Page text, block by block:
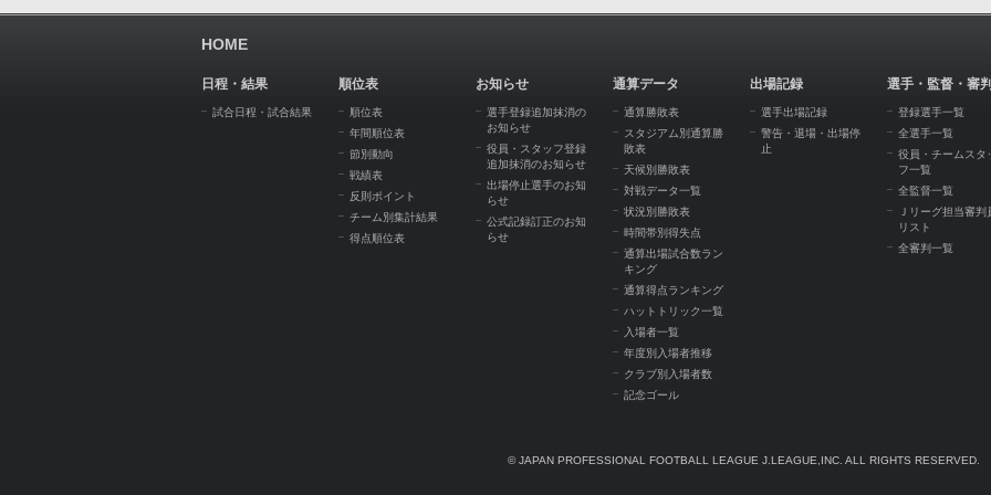
HOME
日程・結果
試合日程・試合結果
順位表
順位表
年間順位表
節別動向
戦績表
反則ポイント
チーム別集計結果
得点順位表
お知らせ
選手登録追加抹消の
お知らせ
役員・スタッフ登録
追加抹消のお知らせ
出場停止選手のお知
らせ
公式記録訂正のお知
らせ
通算データ
通算勝敗表
スタジアム別通算勝
敗表
天候別勝敗表
対戦データ一覧
状況別勝敗表
時間帯別得失点
通算出場試合数ラン
キング
通算得点ランキング
ハットトリック一覧
入場者一覧
年度別入場者推移
クラブ別入場者数
記念ゴール
出場記録
選手出場記録
警告・退場・出場停
止
選手・監督・審判
登録選手一覧
全選手一覧
役員・チームスタ
フ一覧
全監督一覧
Ｊリーグ担当審判
リスト
全審判一覧
© JAPAN PROFESSIONAL FOOTBALL LEAGUE J.LEAGUE,INC. ALL RIGHTS RESERVED.